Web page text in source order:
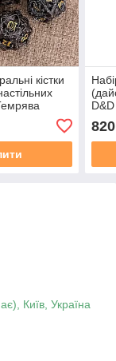
кістки
820
Київ, Україна